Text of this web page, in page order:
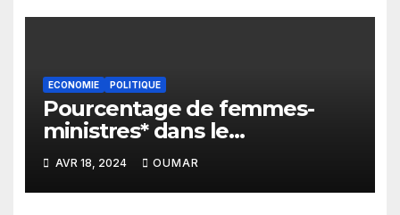
ECONOMIE POLITIQUE
Pourcentage de femmes-
ministres* dans le
gouvernement de Sonko : Le
plus bas niveau depuis 2012
AVR 18, 2024 OUMAR